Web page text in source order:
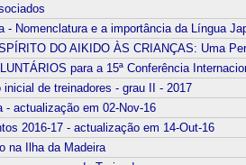
- Nomenclatura e a importância da Língua
DO AIKIDO ÀS CRIANÇAS: Uma
para a 15ª Conferência
inicial de treinadores - grau II - 2017
- actualização em 02-Nov-16
2016-17 - actualização em 14-Out-16
na Ilha da Madeira